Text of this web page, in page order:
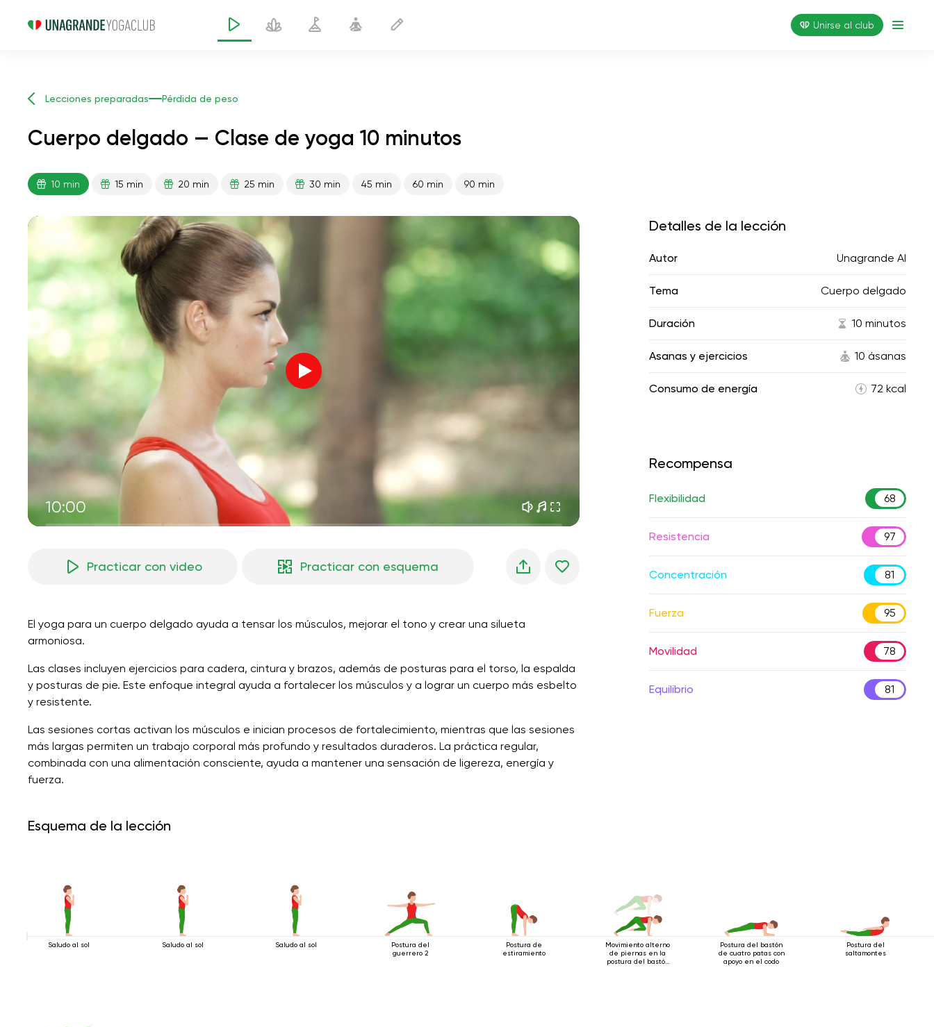
Unirse al club
Lecciones preparadas Pérdida de peso
Cuerpo delgado — Clase de yoga 10 minutos
10 min 15 min 20 min 25 min 30 min 45 min 60 min 90 min
10:00
Voz del instructor
sueños matutinos
lluvia de verano
silencio de montaña
la voz del viento
bosque de primavera
Practicar con video Practicar con esquema
El yoga para un cuerpo delgado ayuda a tensar los músculos, mejorar el tono y crear una silueta
armoniosa.
Las clases incluyen ejercicios para cadera, cintura y brazos, además de posturas para el torso, la espalda
y posturas de pie. Este enfoque integral ayuda a fortalecer los músculos y a lograr un cuerpo más esbelto
y resistente.
Las sesiones cortas activan los músculos e inician procesos de fortalecimiento, mientras que las sesiones
más largas permiten un trabajo corporal más profundo y resultados duraderos. La práctica regular,
combinada con una alimentación consciente, ayuda a mantener una sensación de ligereza, energía y
fuerza.
Detalles de la lección
Autor Unagrande AI
Tema Cuerpo delgado
Duración 10 minutos
Asanas y ejercicios 10 ásanas
Consumo de energía 72 kcal
Recompensa
Flexibilidad 68
Resistencia 97
Concentración 81
Fuerza 95
Movilidad 78
Equilibrio 81
Esquema de la lección
Saludo al sol Saludo al sol Saludo al sol
Postura del
guerrero 2
Postura de
estiramiento
Movimiento alterno
de piernas en la
postura del bastón
Postura del bastón
de cuatro patas con
apoyo en el codo
Postura del
saltamontes